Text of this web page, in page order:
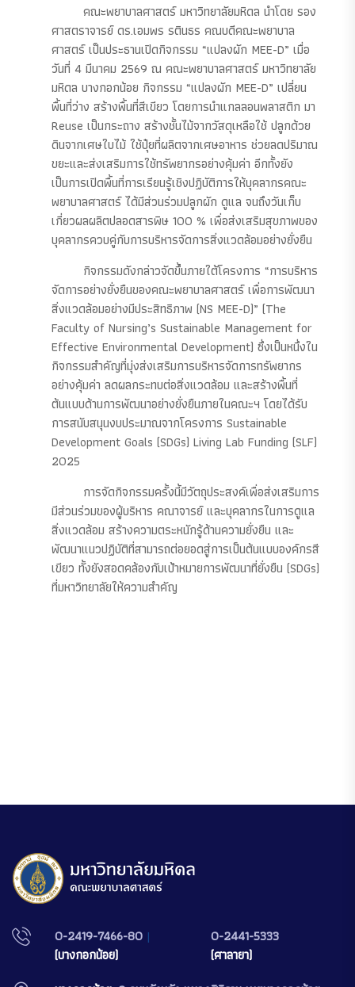
คณะพยาบาลศาสตร์ มหาวิทยาลัยมหิดล นำโดย รอง
ศาสตราจารย์ ดร.เอมพร รตินธร คณบดีคณะพยาบาล
ศาสตร์ เป็นประธานเปิดกิจกรรม “แปลงผัก MEE-D” เมื่อ
วันที่ 4 มีนาคม 2569 ณ คณะพยาบาลศาสตร์ มหาวิทยาลัย
มหิดล บางกอกน้อย กิจกรรม “แปลงผัก MEE-D” เปลี่ยน
พื้นที่ว่าง สร้างพื้นที่สีเขียว โดยการนำแกลลอนพลาสติก มา
Reuse เป็นกระถาง สร้างชั้นไม้จากวัสดุเหลือใช้ ปลูกด้วย
ดินจากเศษใบไม้ ใช้ปุ๋ยที่ผลิตจากเศษอาหาร ช่วยลดปริมาณ
ขยะและส่งเสริมการใช้ทรัพยากรอย่างคุ้มค่า อีกทั้งยัง
เป็นการเปิดพื้นที่การเรียนรู้เชิงปฏิบัติการให้บุคลากรคณะ
พยาบาลศาสตร์ ได้มีส่วนร่วมปลูกผัก ดูแล จนถึงวันเก็บ
เกี่ยวผลผลิตปลอดสารพิษ 100 % เพื่อส่งเสริมสุขภาพของ
บุคลากรควบคู่กับการบริหารจัดการสิ่งแวดล้อมอย่างยั่งยืน
กิจกรรมดังกล่าวจัดขึ้นภายใต้โครงการ “การบริหาร
จัดการอย่างยั่งยืนของคณะพยาบาลศาสตร์ เพื่อการพัฒนา
สิ่งแวดล้อมอย่างมีประสิทธิภาพ (NS MEE-D)” (The
Faculty of Nursing’s Sustainable Management for
Effective Environmental Development) ซึ่งเป็นหนึ่งใน
กิจกรรมสำคัญที่มุ่งส่งเสริมการบริหารจัดการทรัพยากร
อย่างคุ้มค่า ลดผลกระทบต่อสิ่งแวดล้อม และสร้างพื้นที่
ต้นแบบด้านการพัฒนาอย่างยั่งยืนภายในคณะฯ โดยได้รับ
การสนับสนุนงบประมาณจากโครงการ Sustainable
Development Goals (SDGs) Living Lab Funding (SLF)
2025
การจัดกิจกรรมครั้งนี้มีวัตถุประสงค์เพื่อส่งเสริมการ
มีส่วนร่วมของผู้บริหาร คณาจารย์ และบุคลากรในการดูแล
สิ่งแวดล้อม สร้างความตระหนักรู้ด้านความยั่งยืน และ
พัฒนาแนวปฏิบัติที่สามารถต่อยอดสู่การเป็นต้นแบบองค์กรสี
เขียว ทั้งยังสอดคล้องกับเป้าหมายการพัฒนาที่ยั่งยืน (SDGs)
ที่มหาวิทยาลัยให้ความสำคัญ
0-2419-7466-80 |
(บางกอกน้อย)
0-2441-5333
(ศาลายา)